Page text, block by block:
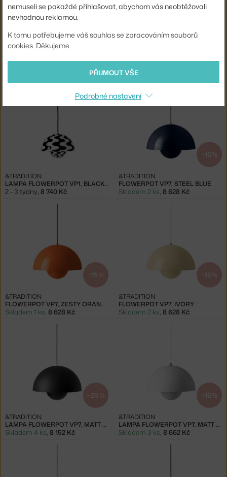
−20 %
LAMPA FLOWERPOT VP1, CHROME LAMPA FLOWERPOT VP1, BRASS
Skladem 1 ks
LAMPA FLOWERPOT VP1, BLACK/WHITE
&TRADITION
2 - 3 týdny, 8 740 Kč
−15 %
FLOWERPOT VP7, STEEL BLUE
&TRADITION
Skladem 2 ks, 8 628 Kč
−15 %
FLOWERPOT VP7, ZESTY ORANGE
&TRADITION
Skladem 1 ks, 8 628 Kč
−15 %
FLOWERPOT VP7, IVORY
&TRADITION
Skladem 2 ks, 8 628 Kč
−20 %
LAMPA FLOWERPOT VP7, MATT BLACK
&TRADITION
Skladem 4 ks, 8 152 Kč
−15 %
LAMPA FLOWERPOT VP7, MATT WHITE
&TRADITION
Skladem 3 ks, 8 662 Kč
nemuseli se pokaždé přihlašovat, abychom vás neobtěžovali
nevhodnou reklamou.
K tomu potřebujeme váš souhlas se zpracováním souborů
cookies. Děkujeme.
PŘIJMOUT VŠE
Podrobné nastavení